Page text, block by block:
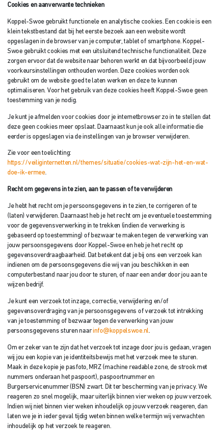
Cookies en aanverwante technieken
Koppel-Swoe gebruikt functionele en analytische cookies. Een cookie is een
klein tekstbestand dat bij het eerste bezoek aan een website wordt
opgeslagen in de browser van je computer, tablet of smartphone. Koppel-
Swoe gebruikt cookies met een uitsluitend technische functionaliteit. Deze
zorgen ervoor dat de website naar behoren werkt en dat bijvoorbeeld jouw
voorkeursinstellingen onthouden worden. Deze cookies worden ook
gebruikt om de website goed te laten werken en deze te kunnen
optimaliseren. Voor het gebruik van deze cookies heeft Koppel-Swoe geen
toestemming van je nodig.
Je kunt je afmelden voor cookies door je internetbrowser zo in te stellen dat
deze geen cookies meer opslaat. Daarnaast kun je ook alle informatie die
eerder is opgeslagen via de instellingen van je browser verwijderen.
Zie voor een toelichting:
https://veiliginternetten.nl/themes/situatie/cookies-wat-zijn-het-en-wat-
doe-ik-ermee.
Recht om gegevens in te zien, aan te passen of te verwijderen
Je hebt het recht om je persoonsgegevens in te zien, te corrigeren of te
(laten) verwijderen. Daarnaast heb je het recht om je eventuele toestemming
voor de gegevensverwerking in te trekken (indien de verwerking is
gebaseerd op toestemming) of bezwaar te maken tegen de verwerking van
jouw persoonsgegevens door Koppel-Swoe en heb je het recht op
gegevensoverdraagbaarheid. Dat betekent dat je bij ons een verzoek kan
indienen om de persoonsgegevens die wij van jou beschikken in een
computerbestand naar jou door te sturen, of naar een ander door jou aan te
wijzen bedrijf.
Je kunt een verzoek tot inzage, correctie, verwijdering en/of
gegevensoverdraging van je persoonsgegevens of verzoek tot intrekking
van je toestemming of bezwaar tegen de verwerking van jouw
persoonsgegevens sturen naarinfo@koppelswoe.nl.
Om er zeker van te zijn dat het verzoek tot inzage door jou is gedaan, vragen
wij jou een kopie van je identiteitsbewijs met het verzoek mee te sturen.
Maak in deze kopie je pasfoto, MRZ (machine readable zone, de strook met
nummers onderaan het paspoort), paspoortnummer en
Burgerservicenummer (BSN) zwart. Dit ter bescherming van je privacy. We
reageren zo snel mogelijk, maar uiterlijk binnen vier weken op jouw verzoek.
Indien wij niet binnen vier weken inhoudelijk op jouw verzoek reageren, dan
laten we je in ieder geval tijdig weten binnen welke termijn wij verwachten
inhoudelijk op het verzoek te reageren.